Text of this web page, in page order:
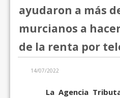
ayudaron a más
murcianos a
de la renta por
14/07/2022
La Agencia